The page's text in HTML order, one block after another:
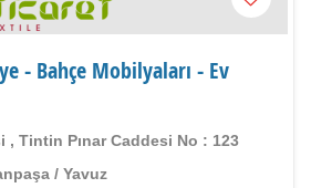
- Bahçe Mobilyaları - Ev
, Tintin Pınar Caddesi No : 123
/ Yavuz